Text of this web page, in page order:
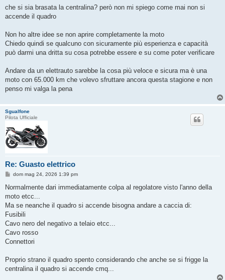
che si sia brasata la centralina? però non mi spiego come mai non si
accende il quadro
Non ho altre idee se non aprire completamente la moto
Chiedo quindi se qualcuno con sicuramente più esperienza e capacità
può darmi una dritta su cosa potrebbe essere e su come poter verificare
Andare da un elettrauto sarebbe la cosa più veloce e sicura ma è una
moto con 65.000 km che volevo sfruttare ancora questa stagione e non
penso mi valga la pena
Sgualfone
Pilota Ufficiale
Re: Guasto elettrico
M
s
a
g
i
o
dom mag 24, 2026 1:39 pm
Normalmente dari immediatamente colpa al regolatore visto l'anno della
moto etcc...
Ma se neanche il quadro si accende bisogna andare a caccia di:
Fusibili
Cavo nero del negativo a telaio etcc...
Cavo rosso
Connettori
Proprio strano il quadro spento considerando che anche se si frigge la
centralina il quadro si accende cmq...